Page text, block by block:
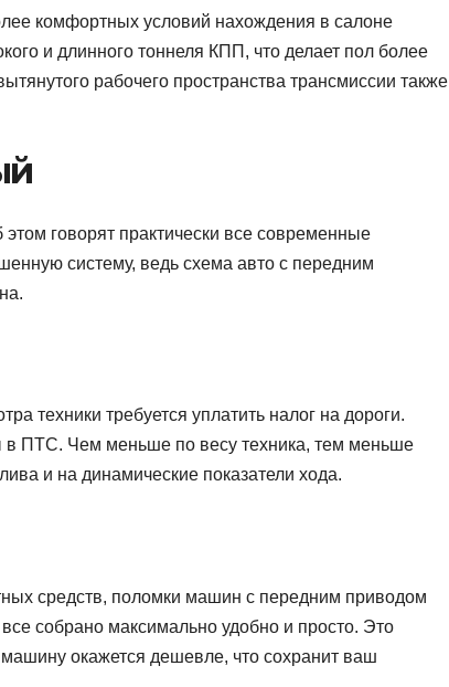
комфортных условий нахождения в салоне
и длинного тоннеля КПП, что делает пол более
рабочего пространства трансмиссии также
говорят практически все современные
систему, ведь схема авто с передним
техники требуется уплатить налог на дороги.
в ПТС. Чем меньше по весу техника, тем меньше
и на динамические показатели хода.
средств, поломки машин с передним приводом
собрано максимально удобно и просто. Это
окажется дешевле, что сохранит ваш